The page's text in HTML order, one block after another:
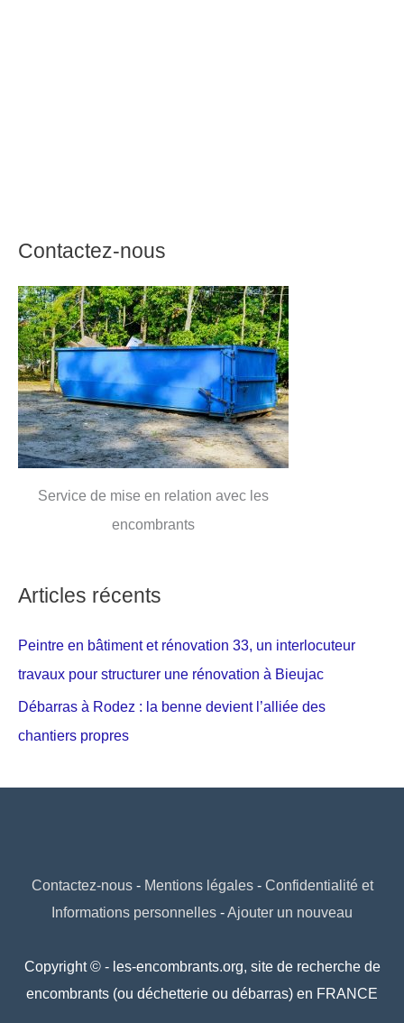
Contactez-nous
Service de mise en relation avec les
encombrants
Articles récents
Peintre en bâtiment et rénovation 33, un interlocuteur
travaux pour structurer une rénovation à Bieujac
Débarras à Rodez : la benne devient l’alliée des
chantiers propres
Contactez-nous- Mentions légales- Confidentialité et
Informations personnelles -Ajouter un nouveau
Copyright © - les-encombrants.org, site de recherche de
encombrants (ou déchetterie ou débarras) en FRANCE